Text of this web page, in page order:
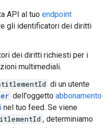
API al tuo endpoint
gli identificatori dei diritti
dei diritti richiesti per i
multimediali.
di un utente
dell'oggetto abbonamento
nel tuo feed. Se viene
, determiniamo